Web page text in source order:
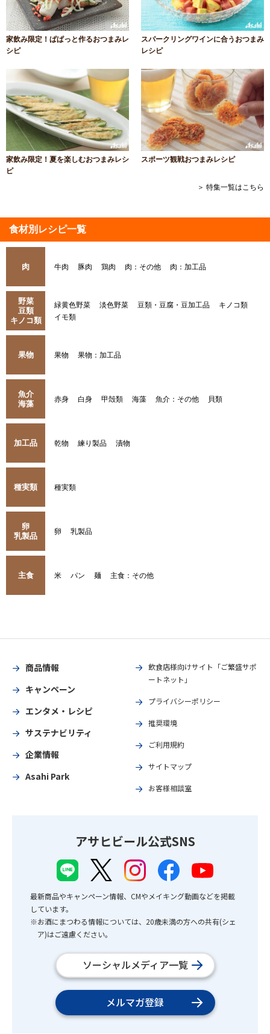
家飲み限定！ぱぱっと作るおつまみレ
シピ
スパークリングワインに合うおつまみ
レシピ
家飲み限定！夏を楽しむおつまみレシ
ピ
スポーツ観戦おつまみレシピ
＞ 特集一覧はこちら
食材別レシピ一覧
肉 牛肉 豚肉 鶏肉 肉：その他 肉：加工品
野菜
豆類
キノコ類
緑黄色野菜 淡色野菜 豆類・豆腐・豆加工品
キノコ類
イモ類
果物 果物 果物：加工品
魚介
海藻
赤身 白身 甲殻類 海藻 魚介：その他 貝類
加工品 乾物 練り製品 漬物
種実類 種実類
卵
乳製品
卵 乳製品
主食 米 パン 麺 主食：その他
商品情報
キャンペーン
エンタメ・レシピ
サステナビリティ
企業情報
Asahi Park
飲食店様向けサイト「ご繁盛サポ
ートネット」
プライバシーポリシー
推奨環境
ご利用規約
サイトマップ
お客様相談室
アサヒビール公式SNS
最新商品やキャンペーン情報、CMやメイキング動画などを掲載
しています。
※お酒にまつわる情報については、20歳未満の方への共有(シェ
ア)はご遠慮ください。
ソーシャルメディア一覧
メルマガ登録